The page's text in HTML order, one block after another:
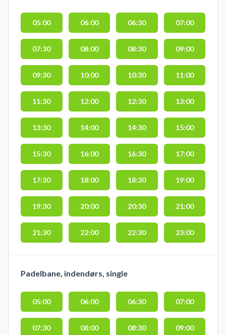
05:00 06:00 06:30 07:00
07:30 08:00 08:30 09:00
09:30 10:00 10:30 11:00
11:30 12:00 12:30 13:00
13:30 14:00 14:30 15:00
15:30 16:00 16:30 17:00
17:30 18:00 18:30 19:00
19:30 20:00 20:30 21:00
21:30 22:00 22:30 23:00
Padelbane, indendørs, single
05:00 06:00 06:30 07:00
07:30 08:00 08:30 09:00